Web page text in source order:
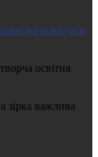
освітня
зірка важлива